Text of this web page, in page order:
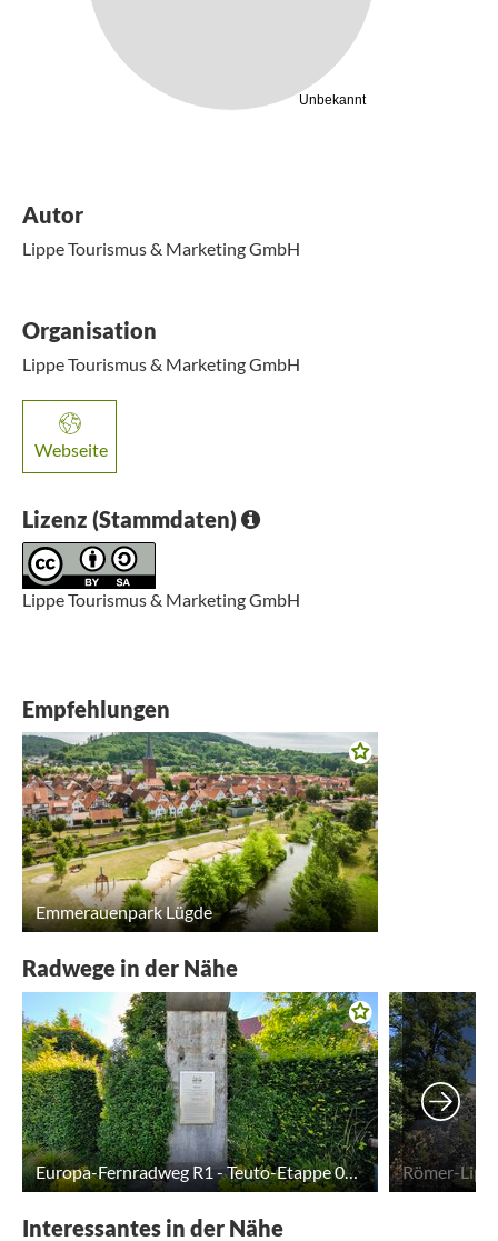
Unbekannt
Autor
Lippe Tourismus & Marketing GmbH
Organisation
Lippe Tourismus & Marketing GmbH
Webseite
Lizenz (Stammdaten)
Lippe Tourismus & Marketing GmbH
Empfehlungen
Emmerauenpark Lügde
Radwege in der Nähe
Europa-Fernradweg R1 - Teuto-Etappe 02: Schloß Holte bis Horn Römer-
Interessantes in der Nähe